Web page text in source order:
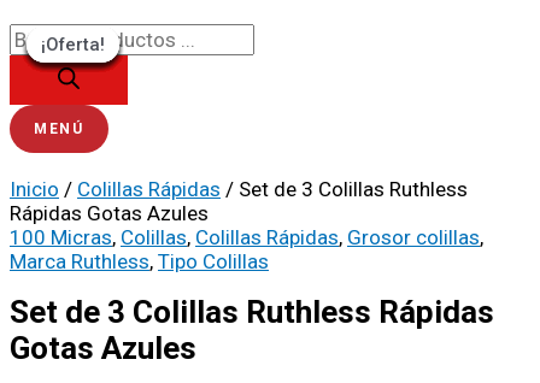
al
contenido
de
productos
MENÚ
¡Oferta!
Inicio / Colillas Rápidas / Set de 3 Colillas Ruthless
Rápidas Gotas Azules
100 Micras, Colillas, Colillas Rápidas, Grosor colillas,
Marca Ruthless, Tipo Colillas
Set de 3 Colillas Ruthless Rápidas
Gotas Azules
precio
original
era:
₡900.
precio
actual
₡765.
de
3
Colillas
Ruthless
Rápidas
Gotas
Azules
cantidad
¡Oferta!
¡Oferta!
precio
original
₡1100.
actual
¡Oferta!
¡Oferta!
precio
original
₡1100.
actual
¡Oferta!
¡Oferta!
precio
original
₡1100.
actual
¡Oferta!
¡Oferta!
precio
original
₡900.
precio
actual